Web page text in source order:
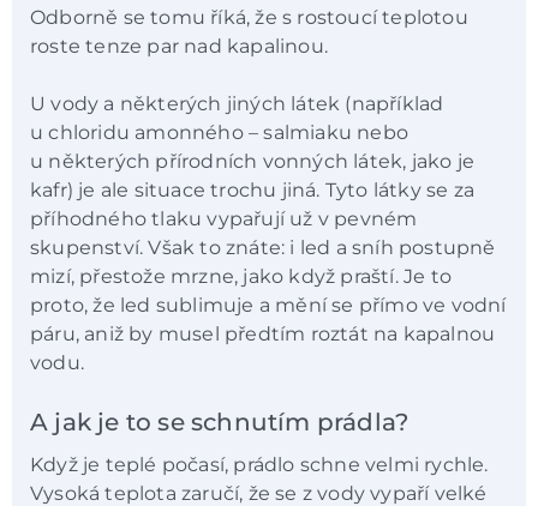
Odborně se tomu říká, že s rostoucí teplotou
roste tenze par nad kapalinou.
U vody a některých jiných látek (například
u chloridu amonného – salmiaku nebo
u některých přírodních vonných látek, jako je
kafr) je ale situace trochu jiná. Tyto látky se za
příhodného tlaku vypařují už v pevném
skupenství. Však to znáte: i led a sníh postupně
mizí, přestože mrzne, jako když praští. Je to
proto, že led sublimuje a mění se přímo ve vodní
páru, aniž by musel předtím roztát na kapalnou
vodu.
A jak je to se schnutím prádla?
Když je teplé počasí, prádlo schne velmi rychle.
Vysoká teplota zaručí, že se z vody vypaří velké